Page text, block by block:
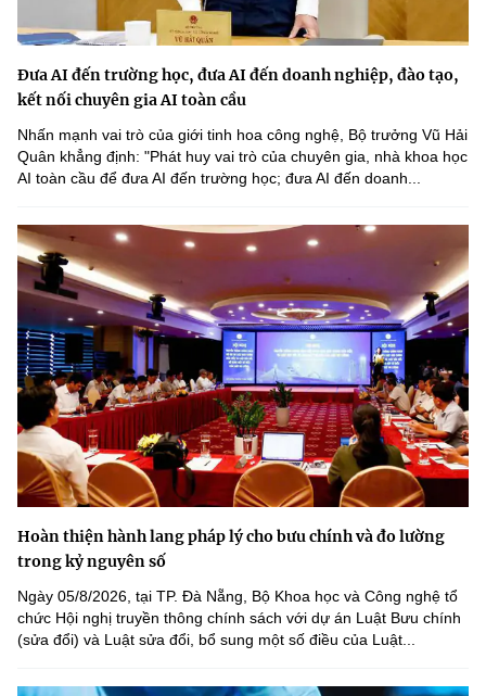
Đưa AI đến trường học, đưa AI đến doanh nghiệp, đào tạo,
kết nối chuyên gia AI toàn cầu
Nhấn mạnh vai trò của giới tinh hoa công nghệ, Bộ trưởng Vũ Hải
Quân khẳng định: "Phát huy vai trò của chuyên gia, nhà khoa học
AI toàn cầu để đưa AI đến trường học; đưa AI đến doanh...
Hoàn thiện hành lang pháp lý cho bưu chính và đo lường
trong kỷ nguyên số
Ngày 05/8/2026, tại TP. Đà Nẵng, Bộ Khoa học và Công nghệ tổ
chức Hội nghị truyền thông chính sách với dự án Luật Bưu chính
(sửa đổi) và Luật sửa đổi, bổ sung một số điều của Luật...